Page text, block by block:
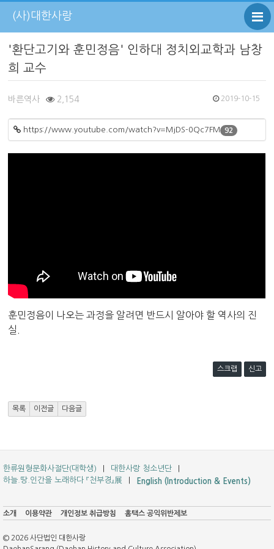
(사)대한사랑
'환단고기와 훈민정음' 인하대 정치외교학과 남창
희 교수
바른역사 2,154 2019-10-15
https://www.youtube.com/watch?v=MjDS-0Qc7FM 92
훈민정음이 나오는 과정을 알려면 반드시 알아야 할 역사의 진
실.
스크랩 신고
목록 이전글 다음글
한류원형문화사절단(대학생)
대한사랑 청소년단
하늘.땅.인간을 노래하다 『천부경』展
English (Introduction & Events)
소개 이용약관 개인정보 취급방침 홈택스 공익위반제보
© 2026 사단법인 대한사랑